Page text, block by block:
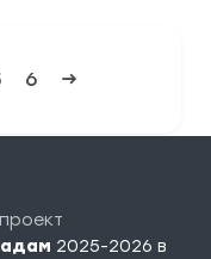
6 →
2025-2026 в